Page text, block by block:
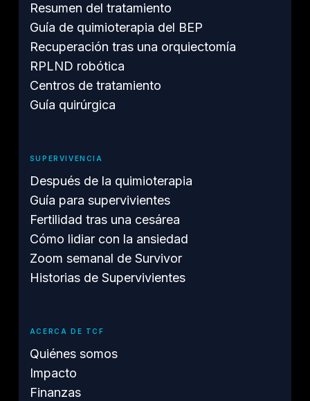
Resumen del tratamiento
Guía de quimioterapia del BEP
Recuperación tras una orquiectomía
RPLND robótica
Centros de tratamiento
Guía quirúrgica
SUPERVIVENCIA
Después de la quimioterapia
Guía para supervivientes
Fertilidad tras una cesárea
Cómo lidiar con la ansiedad
Zoom semanal de Survivor
Historias de Supervivientes
ACERCA DE TCF
Quiénes somos
Impacto
Finanzas